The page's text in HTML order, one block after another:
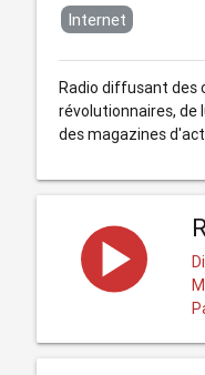
Internet
Radio diffusant des
révolutionnaires, de
des magazines